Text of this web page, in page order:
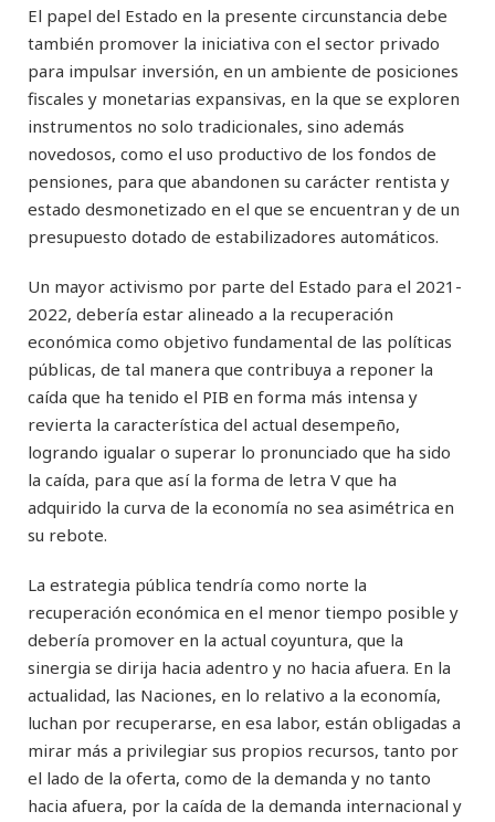
El papel del Estado en la presente circunstancia debe
también promover la iniciativa con el sector privado
para impulsar inversión, en un ambiente de posiciones
fiscales y monetarias expansivas, en la que se exploren
instrumentos no solo tradicionales, sino además
novedosos, como el uso productivo de los fondos de
pensiones, para que abandonen su carácter rentista y
estado desmonetizado en el que se encuentran y de un
presupuesto dotado de estabilizadores automáticos.
Un mayor activismo por parte del Estado para el 2021-
2022, debería estar alineado a la recuperación
económica como objetivo fundamental de las políticas
públicas, de tal manera que contribuya a reponer la
caída que ha tenido el PIB en forma más intensa y
revierta la característica del actual desempeño,
logrando igualar o superar lo pronunciado que ha sido
la caída, para que así la forma de letra V que ha
adquirido la curva de la economía no sea asimétrica en
su rebote.
La estrategia pública tendría como norte la
recuperación económica en el menor tiempo posible y
debería promover en la actual coyuntura, que la
sinergia se dirija hacia adentro y no hacia afuera. En la
actualidad, las Naciones, en lo relativo a la economía,
luchan por recuperarse, en esa labor, están obligadas a
mirar más a privilegiar sus propios recursos, tanto por
el lado de la oferta, como de la demanda y no tanto
hacia afuera, por la caída de la demanda internacional y